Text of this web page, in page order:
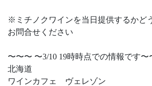
※ミチノクワインを当日提供するかど
お問合せください
〜〜〜 〜3/10 19時時点での情報です〜
北海道
ワインカフェ ヴェレゾン